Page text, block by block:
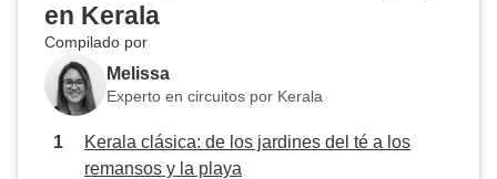
en Kerala
Compilado por
Melissa
Experto en circuitos por Kerala
Kerala clásica: de los jardines del té a los
remansos y la playa